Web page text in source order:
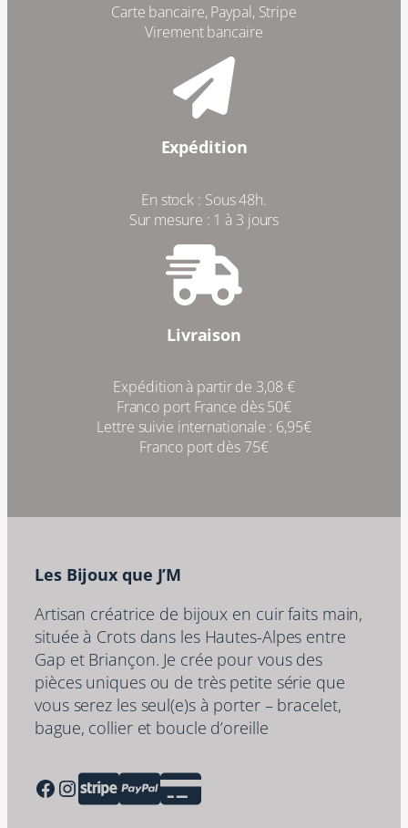
Carte bancaire, Paypal, Stripe
Virement bancaire
Expédition
En stock : Sous 48h.
Sur mesure : 1 à 3 jours
Livraison
Expédition à partir de 3,08 €
Franco port France dès 50€
Lettre suivie internationale : 6,95€
Franco port dès 75€
Les Bijoux que J’M
Artisan créatrice de bijoux en cuir faits main,
située à Crots dans les Hautes-Alpes entre
Gap et Briançon. Je crée pour vous des
pièces uniques ou de très petite série que
vous serez les seul(e)s à porter – bracelet,
bague, collier et boucle d’oreille
Facebook Instagram